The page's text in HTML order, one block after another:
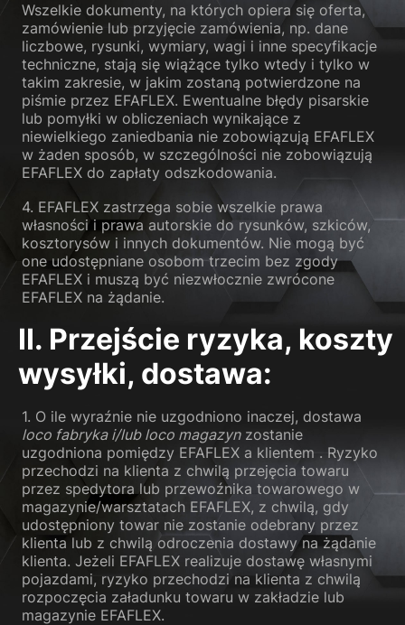
Wszelkie dokumenty, na których opiera się oferta,
zamówienie lub przyjęcie zamówienia, np. dane
liczbowe, rysunki, wymiary, wagi i inne specyfikacje
techniczne, stają się wiążące tylko wtedy i tylko w
takim zakresie, w jakim zostaną potwierdzone na
piśmie przez EFAFLEX. Ewentualne błędy pisarskie
lub pomyłki w obliczeniach wynikające z
niewielkiego zaniedbania nie zobowiązują EFAFLEX
w żaden sposób, w szczególności nie zobowiązują
EFAFLEX do zapłaty odszkodowania.
4. EFAFLEX zastrzega sobie wszelkie prawa
własności i prawa autorskie do rysunków, szkiców,
kosztorysów i innych dokumentów. Nie mogą być
one udostępniane osobom trzecim bez zgody
EFAFLEX i muszą być niezwłocznie zwrócone
EFAFLEX na żądanie.
II. Przejście ryzyka, koszty
wysyłki, dostawa:
1. O ile wyraźnie nie uzgodniono inaczej, dostawa
loco fabryka i/lub loco magazynzostanie
uzgodniona pomiędzy EFAFLEX a klientem . Ryzyko
przechodzi na klienta z chwilą przejęcia towaru
przez spedytora lub przewoźnika towarowego w
magazynie/warsztatach EFAFLEX, z chwilą, gdy
udostępniony towar nie zostanie odebrany przez
klienta lub z chwilą odroczenia dostawy na żądanie
klienta. Jeżeli EFAFLEX realizuje dostawę własnymi
pojazdami, ryzyko przechodzi na klienta z chwilą
rozpoczęcia załadunku towaru w zakładzie lub
magazynie EFAFLEX.
Preferencje prywatności
Niezbędne (1)
Niezbędne pliki cookie zapewniają podstawowe funkcje i są wymagane
do prawidłowego funkcjonowania strony internetowej.
Pokaż informacje o plikach cookie
Statystyczne (1)
Statystyczne pliki cookie gromadzą informacje w sposób anonimowy.
korzystają z naszej strony internetowej.
Pokaż informacje o plikach cookie
Media zewnętrzne (2)
Treści z platform wideo i platform mediów społecznościowych są
zaakceptowane, dostęp do tych zawartości nie wymaga już ręcznej
zgody.
Pokaż informacje o plikach cookie